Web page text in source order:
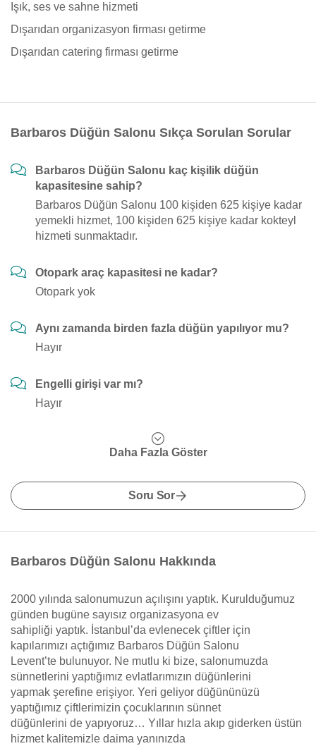
Işık, ses ve sahne hizmeti
Dışarıdan organizasyon firması getirme
Dışarıdan catering firması getirme
Barbaros Düğün Salonu Sıkça Sorulan Sorular
Barbaros Düğün Salonu kaç kişilik düğün
kapasitesine sahip?
Barbaros Düğün Salonu 100 kişiden 625 kişiye kadar
yemekli hizmet, 100 kişiden 625 kişiye kadar kokteyl
hizmeti sunmaktadır.
Otopark araç kapasitesi ne kadar?
Otopark yok
Aynı zamanda birden fazla düğün yapılıyor mu?
Hayır
Engelli girişi var mı?
Hayır
Daha Fazla Göster
Soru Sor
Barbaros Düğün Salonu Hakkında
2000 yılında salonumuzun açılışını yaptık. Kurulduğumuz
günden bugüne sayısız organizasyona ev
sahipliği yaptık. İstanbul’da evlenecek çiftler için
kapılarımızı açtığımız Barbaros Düğün Salonu
Levent’te bulunuyor. Ne mutlu ki bize, salonumuzda
sünnetlerini yaptığımız evlatlarımızın düğünlerini
yapmak şerefine erişiyor. Yeri geliyor düğününüzü
yaptığımız çiftlerimizin çocuklarının sünnet
düğünlerini de yapıyoruz… Yıllar hızla akıp giderken üstün
hizmet kalitemizle daima yanınızda